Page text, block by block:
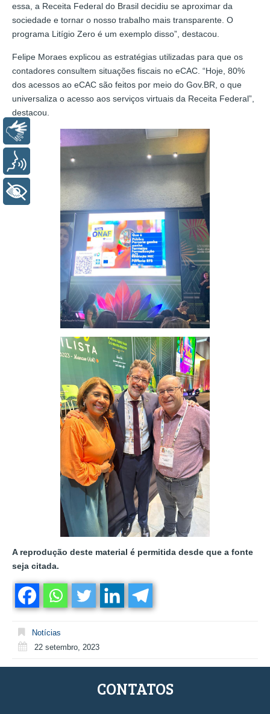
essa, a Receita Federal do Brasil decidiu se aproximar da
sociedade e tornar o nosso trabalho mais transparente. O
programa Litígio Zero é um exemplo disso”, destacou.
Felipe Moraes explicou as estratégias utilizadas para que os
contadores consultem situações fiscais no eCAC. “Hoje, 80%
dos acessos ao eCAC são feitos por meio do Gov.BR, o que
universaliza o acesso aos serviços virtuais da Receita Federal”,
destacou.
A reprodução deste material é permitida desde que a fonte
seja citada.
Notícias
22 setembro, 2023
CONTATOS
Libras
+ Acessibilidade